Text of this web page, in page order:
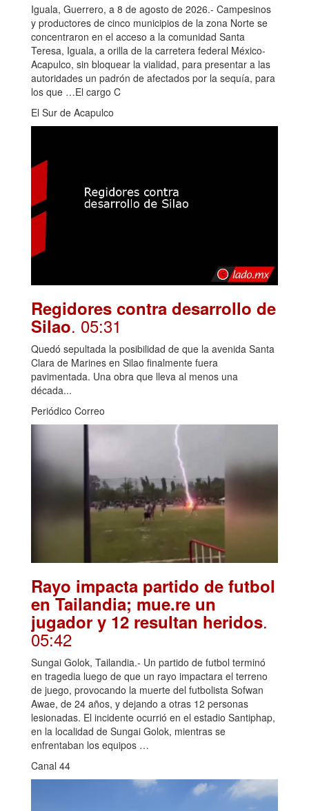
Iguala, Guerrero, a 8 de agosto de 2026.- Campesinos
y productores de cinco municipios de la zona Norte se
concentraron en el acceso a la comunidad Santa
Teresa, Iguala, a orilla de la carretera federal México-
Acapulco, sin bloquear la vialidad, para presentar a las
autoridades un padrón de afectados por la sequía, para
los que …El cargo C
El Sur de Acapulco
Regidores contra desarrollo de
Silao. 05:31
Quedó sepultada la posibilidad de que la avenida Santa
Clara de Marines en Silao finalmente fuera
pavimentada. Una obra que lleva al menos una
década...
Periódico Correo
Rayo impacta partido de futbol
en Tailandia; mue.re un
jugador y 12 resultan heridos.
05:42
Sungai Golok, Tailandia.- Un partido de futbol terminó
en tragedia luego de que un rayo impactara el terreno
de juego, provocando la muerte del futbolista Sofwan
Awae, de 24 años, y dejando a otras 12 personas
lesionadas. El incidente ocurrió en el estadio Santiphap,
en la localidad de Sungai Golok, mientras se
enfrentaban los equipos …
Canal 44